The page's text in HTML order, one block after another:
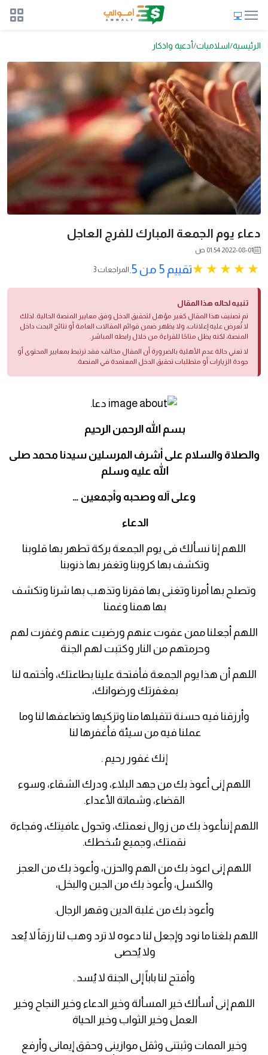
الرئيسية اسلاميات أدعية واذكار
دعاء يوم الجمعة المبارك للفرج العاجل
2022-08-01 01:54 ص
تقييم 5 من 5. 3 المراجعات
تنبيه لحاله هذا المقال
تم تصنيف هذا المقال كغير مؤهل لتحقيق الدخل وفق معايير المنصة الحالية. لذلك
لا تُعرض عليه إعلانات، ولا يظهر ضمن قوائم المقالات العامة أو نتائج البحث داخل
المنصة، لكنه يظل متاحًا للقراءة من خلال رابطه المباشر.
لا تعني حالة عدم الأهلية بالضرورة أن المقال مخالف؛ فقد ترتبط بمعايير المحتوى أو
جودة الزيارات أو متطلبات تحقيق الدخل المعتمدة في المنصة.
بسم الله الرحمن الرحيم
والصلاة والسلام على أشرف المرسلين سيدنا محمد صلى
الله عليه وسلم
وعلى آله وصحبه وأجمعين …
الدعاء
اللهم إنا نسألك فى يوم الجمعة بركة تطهر بها قلوبنا
وتكشف بها كروبنا وتغفر بها ذنوبنا
وتصلح بها أمرنا وتغنى بها فقرنا وتذهب بها شرنا وتكشف
بها همنا وغمنا
اللهم أجعلنا ممن عفوت عنهم ورضيت عنهم وغفرت لهم
وحرمتهم من النار وكتبت لهم الجنة
اللهم أن هذا يوم الجمعة فأفتحة علينا بطاعتك، وأختمه لنا
بمغفرتك ورضوانك،
وأرزقنا فيه حسنة تتقبلها منا وتزكيها وتضاعفها لنا وما
عملنا فيه من سيئة فأغفرها لنا
إنك غفور رحيم .
اللهم إنى أعوذ بك من جهد البلاء، ودرك الشقاء، وسوء
القضاء، وشماتة الأعداء.
اللهم إنىأعوذ بك من زوال نعمتك، وتحول عافيتك، وفجاءة
نقمتك، وجميع سُخطك.
اللهم إنى اعوذ بك من الهم والحزن، وأعوذ بك من العجز
والكسل، وأعوذ بك من الجبن والبخل،
وأعوذ بك من غلبة الدين وقهر الرجال.
اللهم بلغنا ما نود وإجعل لنا دعوه لا ترد وهب لنا رزقاً لا يُعد
ولا يُحصى
وأفتح لنا باباً إلى الجنة لا يُسد .
اللهم إنى أسألك خير المسألة وخير الدعاء وخير النجاح وخير
العمل وخير الثواب وخير الحياة
وخير الممات وثبتنى وثقل موازينى وحقق إيمانى وأرفع